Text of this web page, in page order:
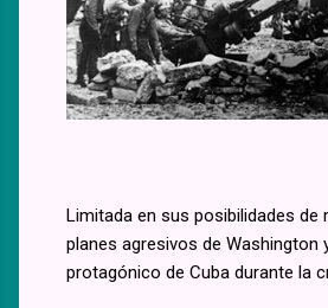
Limitada en sus posibilidades
planes agresivos de Washington
protagónico de Cuba durante la